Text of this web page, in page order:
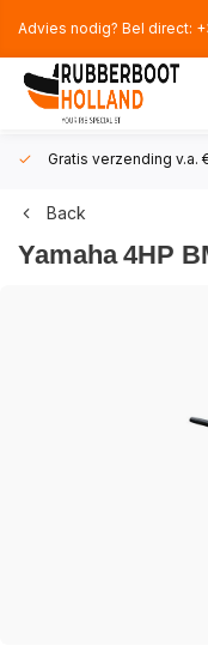
Advies nodig? Bel direct:
Gratis verzending v.a.
Back
Yamaha 4HP